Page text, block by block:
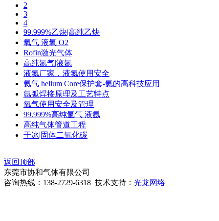
2
3
4
99.999%乙炔|高纯乙炔
氧气 液氧 O2
Rofin激光气体
高纯氮气|液氮
液氮厂家，液氮使用安全
氦气 helium Core保护套-氦的高科技应用
氩弧焊接原理及工艺特点
氧气使用安全及管理
99.999%高纯氩气 液氩
高纯气体管道工程
干冰|固体二氧化碳
返回顶部
东莞市协和气体有限公司
咨询热线：138-2729-6318 技术支持： 光龙网络